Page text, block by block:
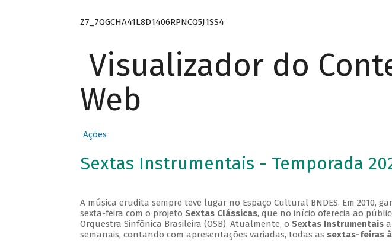
Z7_7QGCHA41L8D1406RPNCQ5J1SS4
Visualizador do
Web
Ações
Sextas Instrumentais - Temporada
A música erudita sempre teve lugar no Espaço Cultural BNDES. Em 2010,
sexta-feira com o projeto Sextas Clássicas, que no início oferecia ao
Orquestra Sinfônica Brasileira (OSB). Atualmente, o Sextas Instrumentais
semanais, contando com apresentações variadas, todas as sextas-feiras